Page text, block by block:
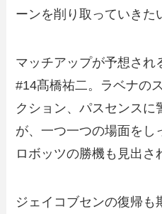
ーンを削り取っていきた
マッチアップが予想され
#14髙橋祐二。ラベナの
クション、パスセンスに
が、一つ一つの場面をし
ロボッツの勝機も見出さ
ジェイコブセンの復帰も